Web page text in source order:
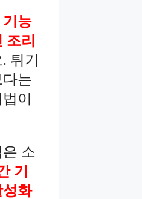
기능
조리
튀기
는
이
소
기
성화